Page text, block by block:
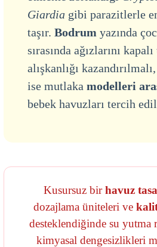
Giardia gibi parazitlerle
taşır. Bodrum yazında
sırasında ağızlarını
alışkanlığı
ise mutlaka modelleri
bebek havuzları tercih
Kusursuz birhavuz
dozajlama üniteleri ve
desteklendiğinde su yutma
kimyasal dengesizlikleri